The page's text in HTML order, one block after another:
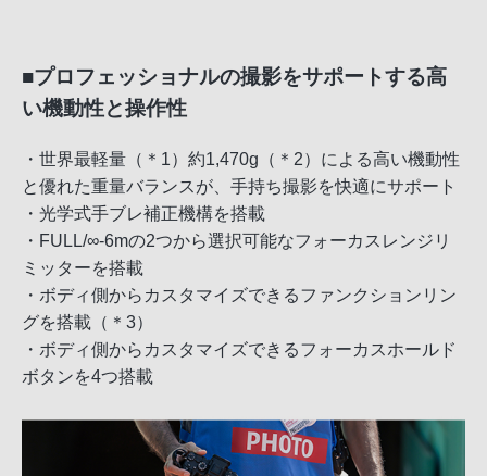
■プロフェッショナルの撮影をサポートする高
い機動性と操作性
・世界最軽量（＊1）約1,470g（＊2）による高い機動性
と優れた重量バランスが、手持ち撮影を快適にサポート
・光学式手ブレ補正機構を搭載
・FULL/∞-6mの2つから選択可能なフォーカスレンジリ
ミッターを搭載
・ボディ側からカスタマイズできるファンクションリン
グを搭載（＊3）
・ボディ側からカスタマイズできるフォーカスホールド
ボタンを4つ搭載